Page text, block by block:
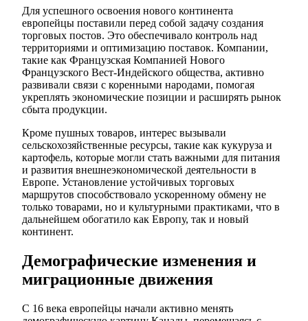
Для успешного освоения нового континента
европейцы поставили перед собой задачу создания
торговых постов. Это обеспечивало контроль над
территориями и оптимизацию поставок. Компании,
такие как Французская Компанией Нового
Французского Вест-Индейского общества, активно
развивали связи с коренными народами, помогая
укреплять экономические позиции и расширять рынок
сбыта продукции.
Кроме пушных товаров, интерес вызывали
сельскохозяйственные ресурсы, такие как кукуруза и
картофель, которые могли стать важными для питания
и развития внешнеэкономической деятельности в
Европе. Установление устойчивых торговых
маршрутов способствовало ускоренному обмену не
только товарами, но и культурными практиками, что в
дальнейшем обогатило как Европу, так и новый
континент.
Демографические изменения и
миграционные движения
С 16 века европейцы начали активно менять